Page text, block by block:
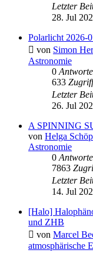
Letzter
28. Jul
Polarlicht 2026-
von Simon
Astronomie
0
633
Letzter
26. Jul
A SPINNING
von Helga
Astronomie
0
7863
Letzter
14. Jul
[Halo]
und ZHB
von Marcel
atmosphärische